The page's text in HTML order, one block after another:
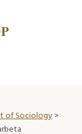
of Sociology>